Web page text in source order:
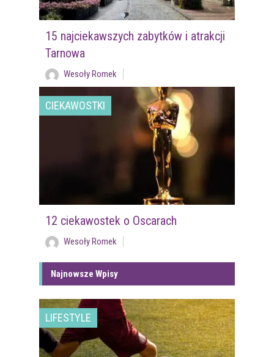
15 najciekawszych zabytków i atrakcji
Tarnowa
Wesoły Romek
CIEKAWOSTKI
12 ciekawostek o Oscarach
Wesoły Romek
Najnowsze Wpisy
LIFESTYLE